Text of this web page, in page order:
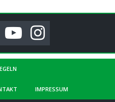
IMPRESSUM